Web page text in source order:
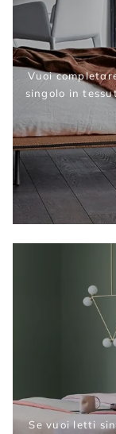
Vuoi
singolo in
Se vuoi letti